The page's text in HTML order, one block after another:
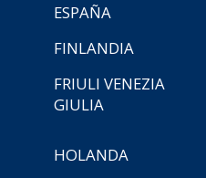
ESPAÑA
FINLANDIA
FRIULI VENEZIA
GIULIA
HOLANDA